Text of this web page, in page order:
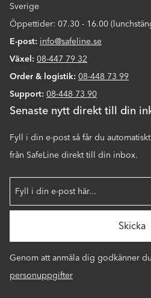
Sverige
Öppettider: 07.30 - 16.00
E-post: info@safeline.se
Växel: 08-447 79 32
Order & logistik: 08-448 73 99
Support: 08-448 73 90
Senaste nytt direkt till din
Fyll i din e-post så får du
från SafeLine direkt till din inbox.
Genom att anmäla dig godkänner
personuppgifter